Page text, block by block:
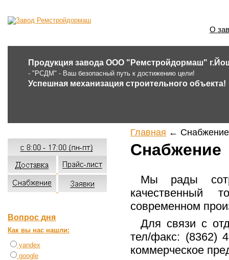
О
Продукция завода ООО "Ремстройдормаш"
- "РСДМ" - Ваш безопасный путь к достижению цели!
Успешная механизация строительного объекта!
Вопрос дня
Как вы нас нашли:
yandex
google
Главная ← Снабжение
Снабжение
Мы рады
качественный
современном
Для связи с
тел/факс: (8362)
коммерческое